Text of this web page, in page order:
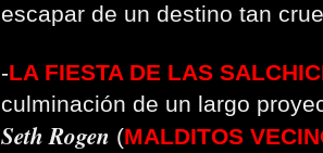
escapar de un destino tan
-LA FIESTA DE LAS
culminación de un largo
Seth Rogen (MALDITOS